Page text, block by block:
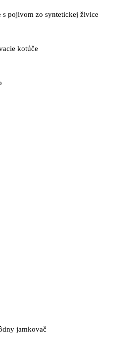
odstrelom, 250 mm, 44Z
s pojivom zo syntetickej živice
kotúče
jamkovač